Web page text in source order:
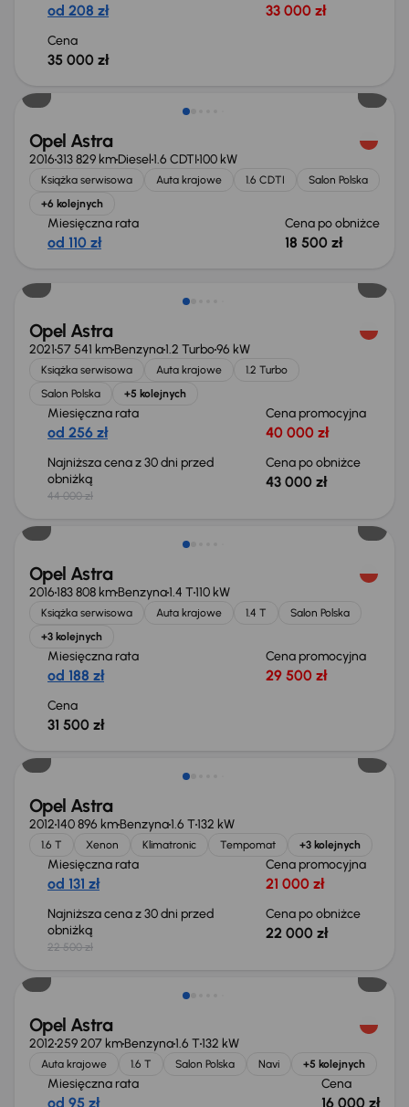
od 208 zł 33 000 zł
Cena
35 000 zł
Taniej o 1 000 zł
Opel Astra
2016313 829 kmDiesel1.6 CDTI100 kW
Książka serwisowa Auta krajowe 1.6 CDTI
Salon Polska
+6 kolejnych
Miesięczna rata
od 110 zł
Cena po obniżce
18 500 zł
Opel Astra
202157 541 kmBenzyna1.2 Turbo96 kW
Książka serwisowa Auta krajowe
1.2 Turbo
Salon Polska
+5 kolejnych
Miesięczna rata
od 256 zł
Cena promocyjna
40 000 zł
Najniższa cena z 30 dni przed
obniżką
44 000 zł
Cena po obniżce
43 000 zł
Opel Astra
2016183 808 kmBenzyna1.4 T110 kW
Książka serwisowa Auta krajowe 1.4 T
Salon Polska
+3 kolejnych
Miesięczna rata
od 188 zł
Cena promocyjna
29 500 zł
Cena
31 500 zł
Taniej o 500 zł
Opel Astra
2012140 896 kmBenzyna1.6 T132 kW
1.6 T Xenon Klimatronic Tempomat +3 kolejnych
Miesięczna rata
od 131 zł
Cena promocyjna
21 000 zł
Najniższa cena z 30 dni przed
obniżką
22 500 zł
Cena po obniżce
22 000 zł
Świeżo skupione
Opel Astra
2012259 207 kmBenzyna1.6 T132 kW
Auta krajowe 1.6 T Salon Polska Navi +5 kolejnych
Miesięczna rata
od 95 zł
Cena
16 000 zł